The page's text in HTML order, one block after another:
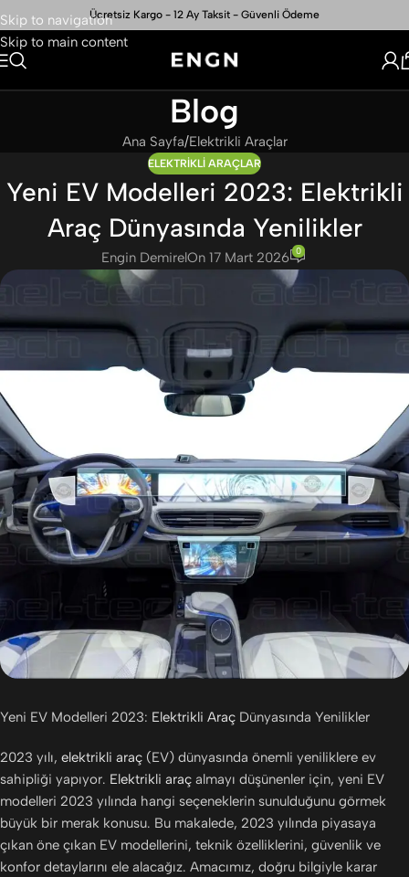
Skip to navigation
Skip to main content
Ücretsiz Kargo - 12 Ay Taksit - Güvenli Ödeme
Blog
Ana Sayfa Elektrikli Araçlar
ELEKTRIKLI ARAÇLAR
Yeni EV Modelleri 2023: Elektrikli
Araç Dünyasında Yenilikler
Engin DemirelOn 17 Mart 2026 0
Yeni EV Modelleri 2023: Elektrikli Araç Dünyasında Yenilikler
2023 yılı, elektrikli araç (EV) dünyasında önemli yeniliklere ev
sahipliği yapıyor. Elektrikli araç almayı düşünenler için, yeni EV
modelleri 2023 yılında hangi seçeneklerin sunulduğunu görmek
büyük bir merak konusu. Bu makalede, 2023 yılında piyasaya
çıkan öne çıkan EV modellerini, teknik özelliklerini, güvenlik ve
konfor detaylarını ele alacağız. Amacımız, doğru bilgiyle karar